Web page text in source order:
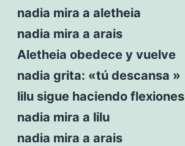
nadia mira a aletheia
nadia mira a arais
Aletheia obedece y vuelve
nadia grita: «tú descansa »
lilu sigue haciendo flexiones
nadia mira a lilu
nadia mira a arais